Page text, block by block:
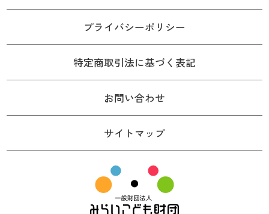
プライバシーポリシー
特定商取引法に基づく表記
お問い合わせ
サイトマップ